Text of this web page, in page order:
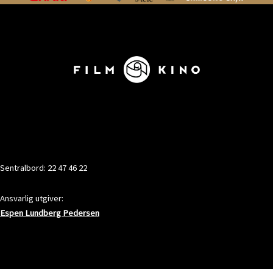
Sentralbord: 22 47 46 22
Ansvarlig utgiver:
Espen Lundberg Pedersen